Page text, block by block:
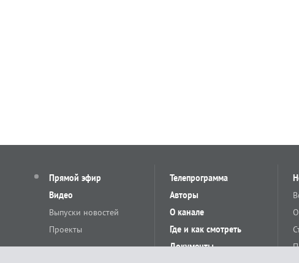
Прямой эфир
Видео
Выпуски новостей
Проекты
Телепрограмма
Авторы
О канале
Где и как смотреть
Документы